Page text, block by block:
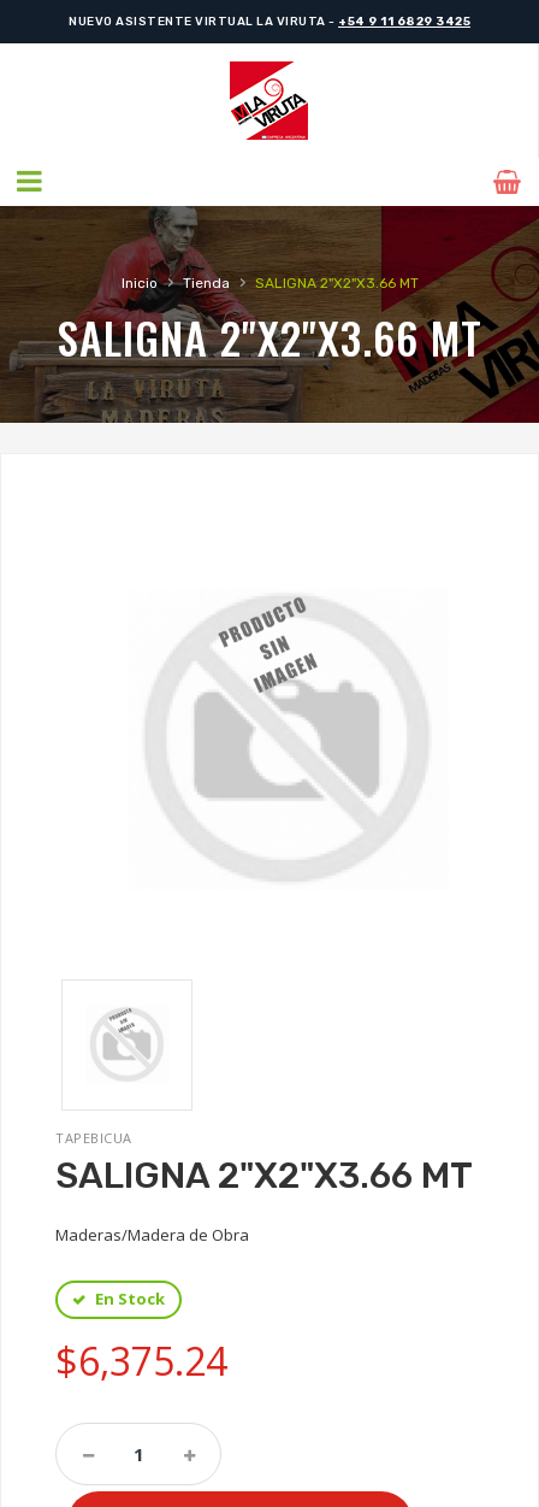
NUEVO ASISTENTE VIRTUAL LA VIRUTA - +54 9 11 6829 3425
Inicio › Tienda › SALIGNA 2"X2"X3.66 MT
SALIGNA 2"X2"X3.66 MT
TAPEBICUA
SALIGNA 2"X2"X3.66 MT
Maderas/Madera de Obra
En Stock
$6,375.24